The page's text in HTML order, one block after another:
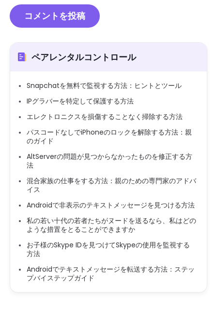
ペアレンタルコントロール
Snapchatを無料で監視する方法：ヒントとツール
IPグラバーを特定して保護する方法
エレクトロニクスを損傷することなく掃除する方法
パスコードなしでiPhoneのロックを解除する方法：親
のガイド
AltServerの問題が見つからなかったものを修正する方
法
混合家族の仕事をする方法：親のための専門家のアドバ
イス
Androidで非表示のテキストメッセージを見つける方法
私の若い十代の若者たちがヌードを送るなら、私はどの
ような措置をとることができますか
お子様のSkype IDを見つけてSkypeの使用を監視する
方法
Androidでテキストメッセージを転送する方法：ステッ
プバイステップガイド